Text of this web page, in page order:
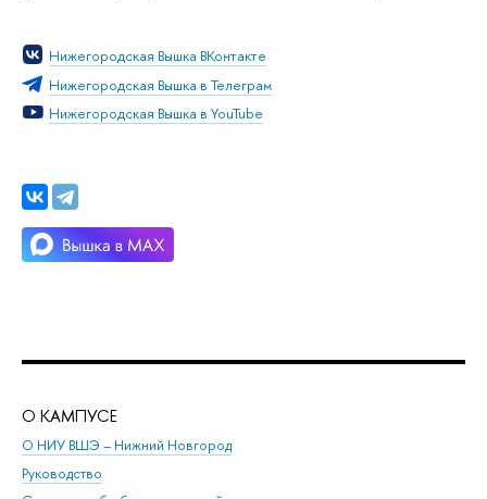
Нижегородская Вышка ВКонтакте
Нижегородская Вышка в Телеграм
Нижегородская Вышка в YouTube
О КАМПУСЕ
О НИУ ВШЭ – Нижний Новгород
Руководство